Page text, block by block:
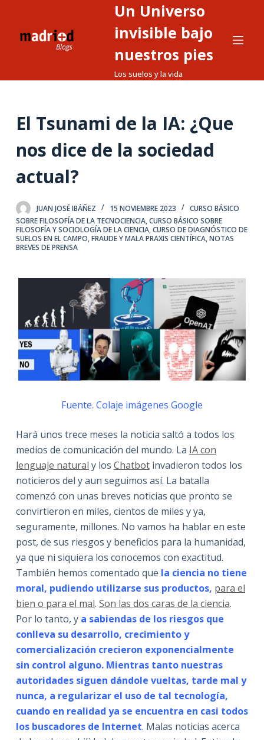
n
d
Un Universo
invisible bajo
nuestros pies
Los suelos y la vida
El Tsunami de la IA: ¿Que
nos dice de la sociedad
actual?
JUAN JOSÉ IBÁÑEZ 15 NOVIEMBRE 2023
CURSO BÁSICO
SOBRE FILOSOFÍA DE LA TECNOCIENCIA,CURSO BÁSICO SOBRE
FILOSOFÍA Y SOCIOLOGÍA DE LA CIENCIA,CURSO DE DIAGNÓSTICO DE
SUELOS EN EL CAMPO,FRAUDE Y MALA PRAXIS CIENTÍFICA,NOTAS
BREVES DE PRENSA
Fuente. Colaje imágenes Google
Hará unos trece meses la noticia saltó a todos los
medios de comunicación del mundo. La IA con
lenguaje natural y los Chatbotinvadieron todos los
noticieros del y aun seguimos así. La batalla
comenzó con unas breves noticias que pronto se
convirtieron en miles, cientos de miles y ya,
seguramente, millones. No vamos ha hablar en este
post, de sus riesgos y beneficios para la humanidad,
ya que ni siquiera los conocemos con exactitud.
También hemos comentado que la ciencia no tiene
moral, pudiendo utilizarse sus productos, para el
bien o para el mal. Son las dos caras de la ciencia.
Por lo tanto, y a sabiendas de los riesgos que
conlleva su desarrollo, crecimiento y
comercialización crecieron exponencialmente
sin control alguno. Mientras tanto nuestras
autoridades siguen dándole vueltas, tarde mal y
nunca, a regularizar el uso de tal tecnología,
cuando en realidad ya se encuentra en casi todos
los buscadores de Internet. Malas noticias acerca